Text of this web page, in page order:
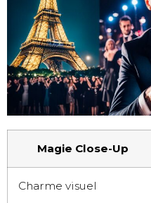
Magie Close-Up
Charme visuel